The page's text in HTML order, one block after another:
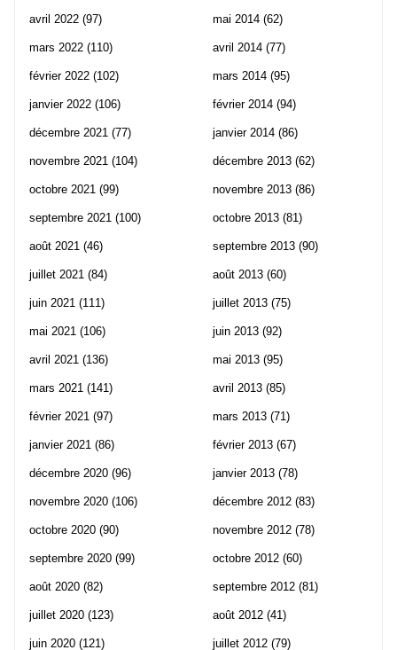
avril 2022 (97)
mars 2022 (110)
février 2022 (102)
janvier 2022 (106)
décembre 2021 (77)
novembre 2021 (104)
octobre 2021 (99)
septembre 2021 (100)
août 2021 (46)
juillet 2021 (84)
juin 2021 (111)
mai 2021 (106)
avril 2021 (136)
mars 2021 (141)
février 2021 (97)
janvier 2021 (86)
décembre 2020 (96)
novembre 2020 (106)
octobre 2020 (90)
septembre 2020 (99)
août 2020 (82)
juillet 2020 (123)
juin 2020 (121)
mai 2014 (62)
avril 2014 (77)
mars 2014 (95)
février 2014 (94)
janvier 2014 (86)
décembre 2013 (62)
novembre 2013 (86)
octobre 2013 (81)
septembre 2013 (90)
août 2013 (60)
juillet 2013 (75)
juin 2013 (92)
mai 2013 (95)
avril 2013 (85)
mars 2013 (71)
février 2013 (67)
janvier 2013 (78)
décembre 2012 (83)
novembre 2012 (78)
octobre 2012 (60)
septembre 2012 (81)
août 2012 (41)
juillet 2012 (79)